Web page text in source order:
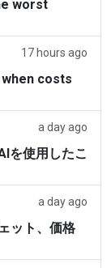
worst
17 hours ago
costs
a day ago
を使用したこ
a day ago
ット、価格